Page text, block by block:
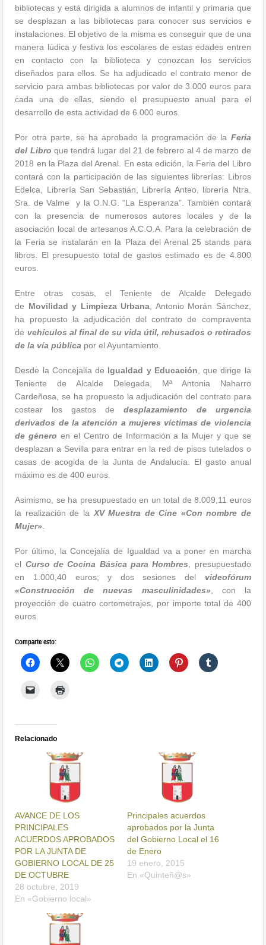
bibliotecas y está dirigida a alumnos de infantil y primaria que
se desplazan a las bibliotecas para conocer sus servicios e
instalaciones. El objetivo de la misma es conseguir que de una
manera lúdica y festiva los escolares de estas edades entren
en contacto con la biblioteca y conozcan los servicios
diseñados para ellos. Se ha adjudicado el contrato menor de
servicio para ambas bibliotecas por valor de 3.000 euros para
cada una de ellas, siendo el presupuesto anual para el
desarrollo de esta actividad de 6.000 euros.
Por otra parte, se ha aprobado la programación de la Feria
del Libro que tendrá lugar del 21 de febrero al 4 de marzo de
2018 en la Plaza del Arenal. En esta edición, la Feria del Libro
contará con la participación de las siguientes librerías: Libros
Edelca, Librería San Sebastián, Librería Anteo, librería Ntra.
Sra. de Valme y la O.N.G. “La Esperanza”. También contará
con la presencia de numerosos autores locales y de la
asociación local de artesanos A.C.O.A. Para la celebración de
la Feria se instalarán en la Plaza del Arenal 25 stands para
libros. El presupuesto total de gastos estimado es de 4.800
euros.
Entre otras cosas, el Teniente de Alcalde Delegado
de Movilidad y Limpieza Urbana , Antonio Morán Sánchez,
ha propuesto la adjudicación del contrato de compraventa
de vehículos al final de su vida útil, rehusados o retirados
de la vía pública por el Ayuntamiento.
Desde la Concejalía de Igualdad y Educación , que dirige la
Teniente de Alcalde Delegada, Mª Antonia Naharro
Cardeñosa, se ha propuesto la adjudicación del contrato para
costear los gastos de desplazamiento de urgencia
derivados de la atención a mujeres víctimas de violencia
de género en el Centro de Información a la Mujer y que se
desplazan a Sevilla para entrar en la red de pisos tutelados o
casas de acogida de la Junta de Andalucía. El gasto anual
máximo es de 400 euros.
Asimismo, se ha presupuestado en un total de 8.009,11 euros
la realización de la XV Muestra de Cine «Con nombre de
Mujer»
Por último, la Concejalía de Igualdad va a poner en marcha
el Curso de Cocina Básica para Hombres , presupuestado
en 1.000,40 euros; y dos sesiones del videofórum
«Construcción de nuevas masculinidades», con la
proyección de cuatro cortometrajes, por importe total de 400
euros.
Comparte esto:
Relacionado
AVANCE DE LOS
PRINCIPALES
ACUERDOS APROBADOS
POR LA JUNTA DE
GOBIERNO LOCAL DE 25
DE OCTUBRE
28 octubre, 2019
En «Gobierno local»
Principales acuerdos
aprobados por la Junta
del Gobierno Local el 16
de Enero
19 enero, 2015
En «Quinteñ@s»